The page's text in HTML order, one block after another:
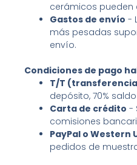
cerámicos pueden
Gastos de envío -
más pesadas
envío.
Condiciones de pago
T/T
depósito, 70%
Carta de crédito -
comisiones
PayPal o Western
pedidos de